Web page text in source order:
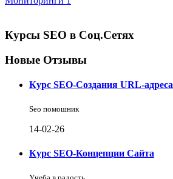
Курсы SEO в Соц.Сетях
Новые Отзывы
Курс SEO-Создания URL-адреса
Seo помошник
14-02-26
Курс SEO-Концепции Сайта